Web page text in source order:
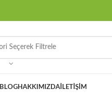
BLOGHAKKIMIZDA İLETIŞIM